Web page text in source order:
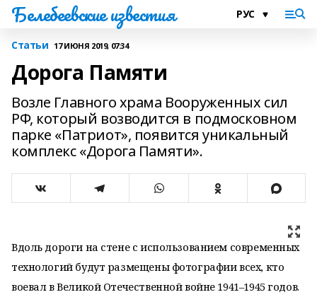
Белебеевские известия
Статьи 17 ИЮНЯ 2019, 07:34
Дорога Памяти
Возле Главного храма Вооруженных сил
РФ, который возводится в подмосковном
парке «Патриот», появится уникальный
комплекс «Дорога Памяти».
Вдоль дороги на стене с использованием современных
технологий будут размещены фотографии всех, кто
воевал в Великой Отечественной войне 1941–1945 годов.